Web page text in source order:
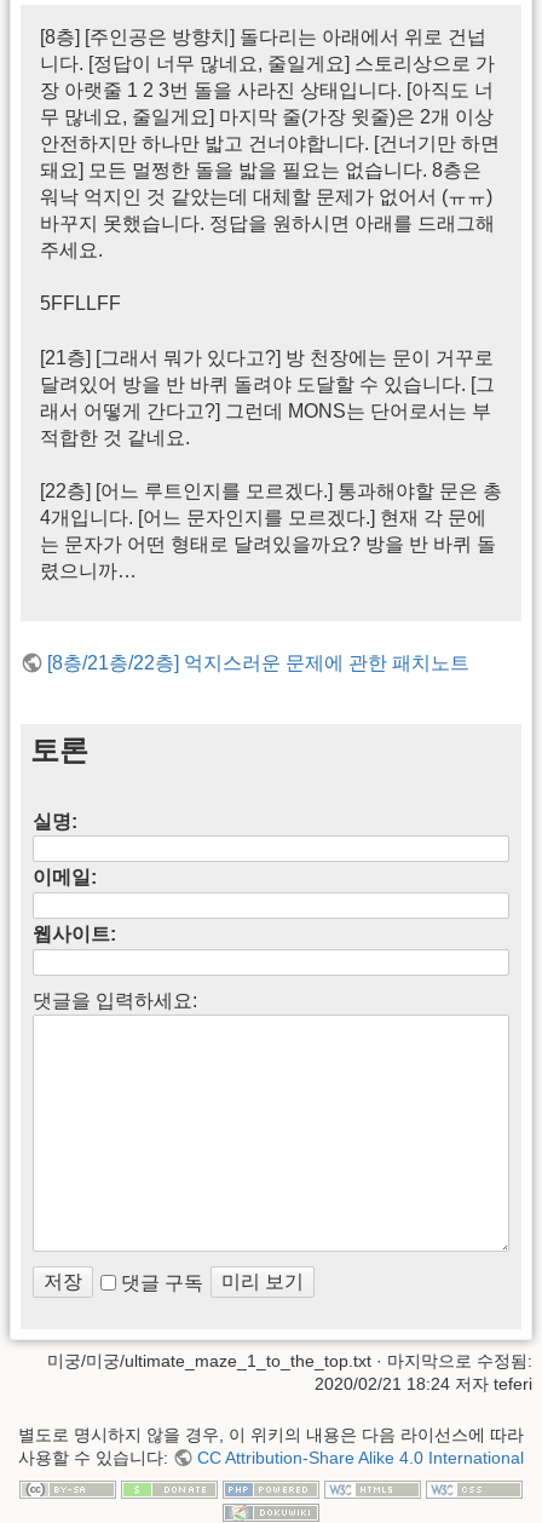
[8층] [주인공은 방향치] 돌다리는 아래에서 위로 건넙
니다. [정답이 너무 많네요, 줄일게요] 스토리상으로 가
장 아랫줄 1 2 3번 돌을 사라진 상태입니다. [아직도 너
무 많네요, 줄일게요] 마지막 줄(가장 윗줄)은 2개 이상
안전하지만 하나만 밟고 건너야합니다. [건너기만 하면
돼요] 모든 멀쩡한 돌을 밟을 필요는 없습니다. 8층은
워낙 억지인 것 같았는데 대체할 문제가 없어서 (ㅠㅠ)
바꾸지 못했습니다. 정답을 원하시면 아래를 드래그해
주세요.
5FFLLFF
[21층] [그래서 뭐가 있다고?] 방 천장에는 문이 거꾸로
달려있어 방을 반 바퀴 돌려야 도달할 수 있습니다. [그
래서 어떻게 간다고?] 그런데 MONS는 단어로서는 부
적합한 것 같네요.
[22층] [어느 루트인지를 모르겠다.] 통과해야할 문은 총
4개입니다. [어느 문자인지를 모르겠다.] 현재 각 문에
는 문자가 어떤 형태로 달려있을까요? 방을 반 바퀴 돌
렸으니까…
[8층/21층/22층] 억지스러운 문제에 관한 패치노트
토론
실명:
이메일:
웹사이트:
댓글을 입력하세요:
댓글 구독
미궁/미궁/ultimate_maze_1_to_the_top.txt · 마지막으로 수정됨:
2020/02/21 18:24 저자 teferi
별도로 명시하지 않을 경우, 이 위키의 내용은 다음 라이선스에 따라
사용할 수 있습니다:
CC Attribution-Share Alike 4.0 International